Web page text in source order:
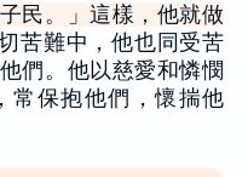
民。」這樣，他就做
苦難中，他也同受苦
們。他以慈愛和憐憫
常保抱他們，懷揣他